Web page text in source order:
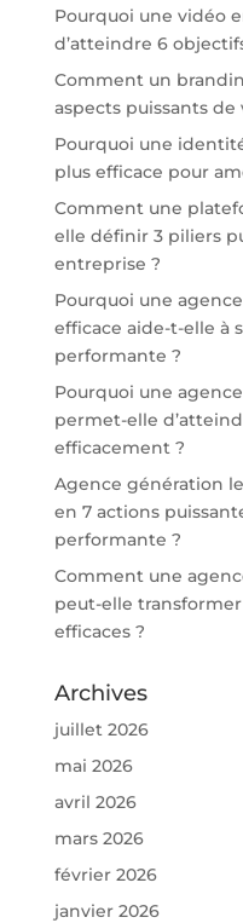
Pourquoi une vidéo
d’atteindre 6
Comment un
aspects puissants
Pourquoi une
plus efficace pour
Comment une
elle définir 3 piliers
entreprise ?
Pourquoi une
efficace aide-t-elle à
performante ?
Pourquoi une
permet-elle
efficacement ?
Agence génération
en 7 actions
performante ?
Comment une
peut-elle
efficaces ?
Archives
juillet 2026
mai 2026
avril 2026
mars 2026
février 2026
janvier 2026